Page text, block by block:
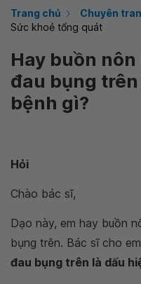
Trang chủ
Chuyên
Sức khoẻ tổng quát
Hay buồn
đau bụng
bệnh gì?
Hỏi
Chào bác sĩ,
Dạo này, em hay buồn
bụng trên. Bác sĩ cho
đau bụng trên là dấu